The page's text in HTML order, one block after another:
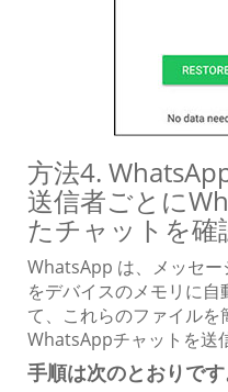
方法4.
送信者ごとに
たチャットを確
WhatsApp は、メッセ
をデバイスのメモリに
て、これらのファイル
WhatsAppチャットを送
手順は次のとおりです